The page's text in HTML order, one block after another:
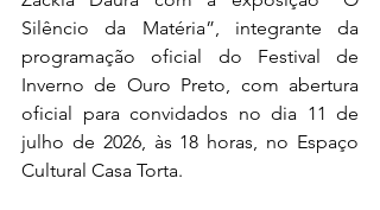
Silêncio da Matéria”, integrante da
programação oficial do Festival de
Inverno de Ouro Preto, com abertura
oficial para convidados no dia 11 de
julho de 2026, às 18 horas, no Espaço
Cultural Casa Torta.